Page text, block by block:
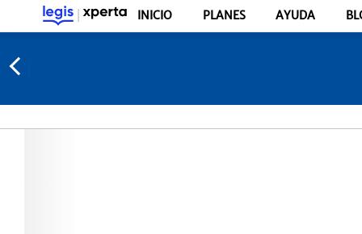
INICIO PLANES AYUDA